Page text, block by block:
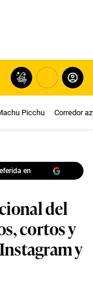
Picchu Corredor
en
del
cortos y
y